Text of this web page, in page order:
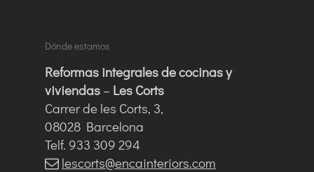
Dónde estamos
Reformas integrales de cocinas y
viviendas – Les Corts
Carrer de les Corts, 3,
08028 Barcelona
Telf. 933 309 294
lescorts@encainteriors.com